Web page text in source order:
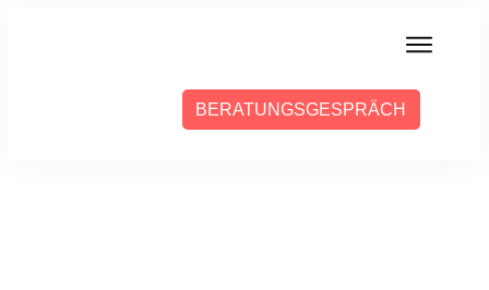
BERATUNGSGESPRÄCH